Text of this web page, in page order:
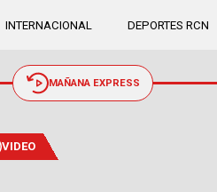
INTERNACIONAL DEPORTES RCN
MAÑANA EXPRESS
VIDEO